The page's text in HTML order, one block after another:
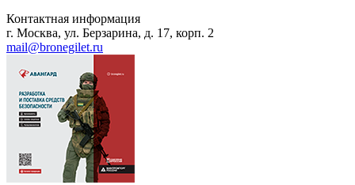
Контактная информация
г. Москва, ул. Берзарина, д. 17, корп. 2
mail@bronegilet.ru